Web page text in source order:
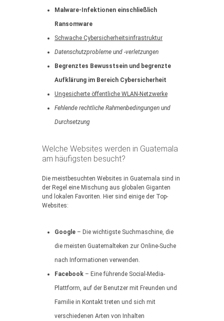
Malware-Infektionen einschließlich
Ransomware
Schwache Cybersicherheitsinfrastruktur
Datenschutzprobleme und -verletzungen
Begrenztes Bewusstsein und begrenzte
Aufklärung im Bereich Cybersicherheit
Ungesicherte öffentliche WLAN-Netzwerke
Fehlende rechtliche Rahmenbedingungen und
Durchsetzung
Welche Websites werden in Guatemala
am häufigsten besucht?
Die meistbesuchten Websites in Guatemala sind in
der Regel eine Mischung aus globalen Giganten
und lokalen Favoriten. Hier sind einige der Top-
Websites:
Google – Die wichtigste Suchmaschine, die
die meisten Guatemalteken zur Online-Suche
nach Informationen verwenden.
Facebook – Eine führende Social-Media-
Plattform, auf der Benutzer mit Freunden und
Familie in Kontakt treten und sich mit
verschiedenen Arten von Inhalten